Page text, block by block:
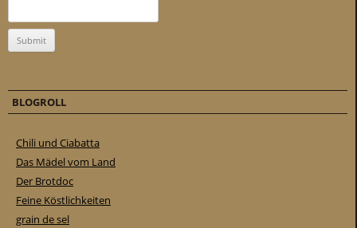
BLOGROLL
Chili und Ciabatta
Das Mädel vom Land
Der Brotdoc
Feine Köstlichkeiten
grain de sel